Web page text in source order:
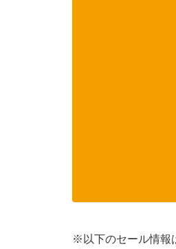
※以下のセール情報